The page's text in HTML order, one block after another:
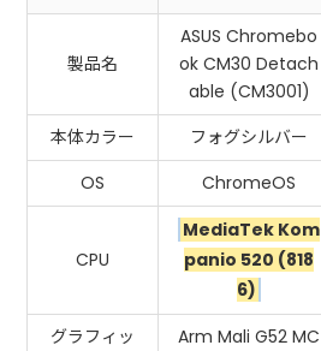
製品名
ASUS Chromebo
ok CM30 Detach
able (CM3001)
本体カラー
フォグシルバー
OS
ChromeOS
CPU
MediaTek Kom
panio 520 (818
6)
グラフィッ
Arm Mali G52 MC